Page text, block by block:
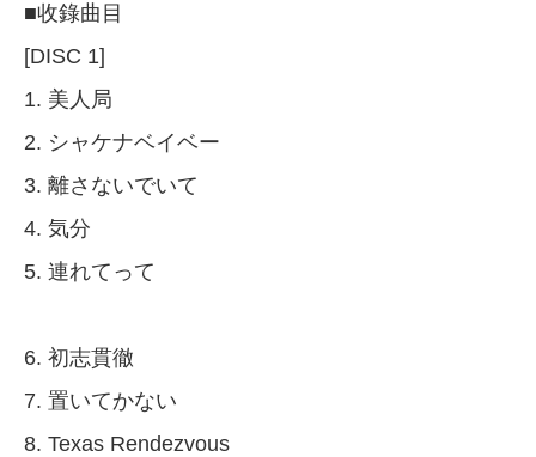
■收錄曲目
[DISC 1]
1. 美人局
2. シャケナベイベー
3. 離さないでいて
4. 気分
5. 連れてって
6. 初志貫徹
7. 置いてかない
8. Texas Rendezvous